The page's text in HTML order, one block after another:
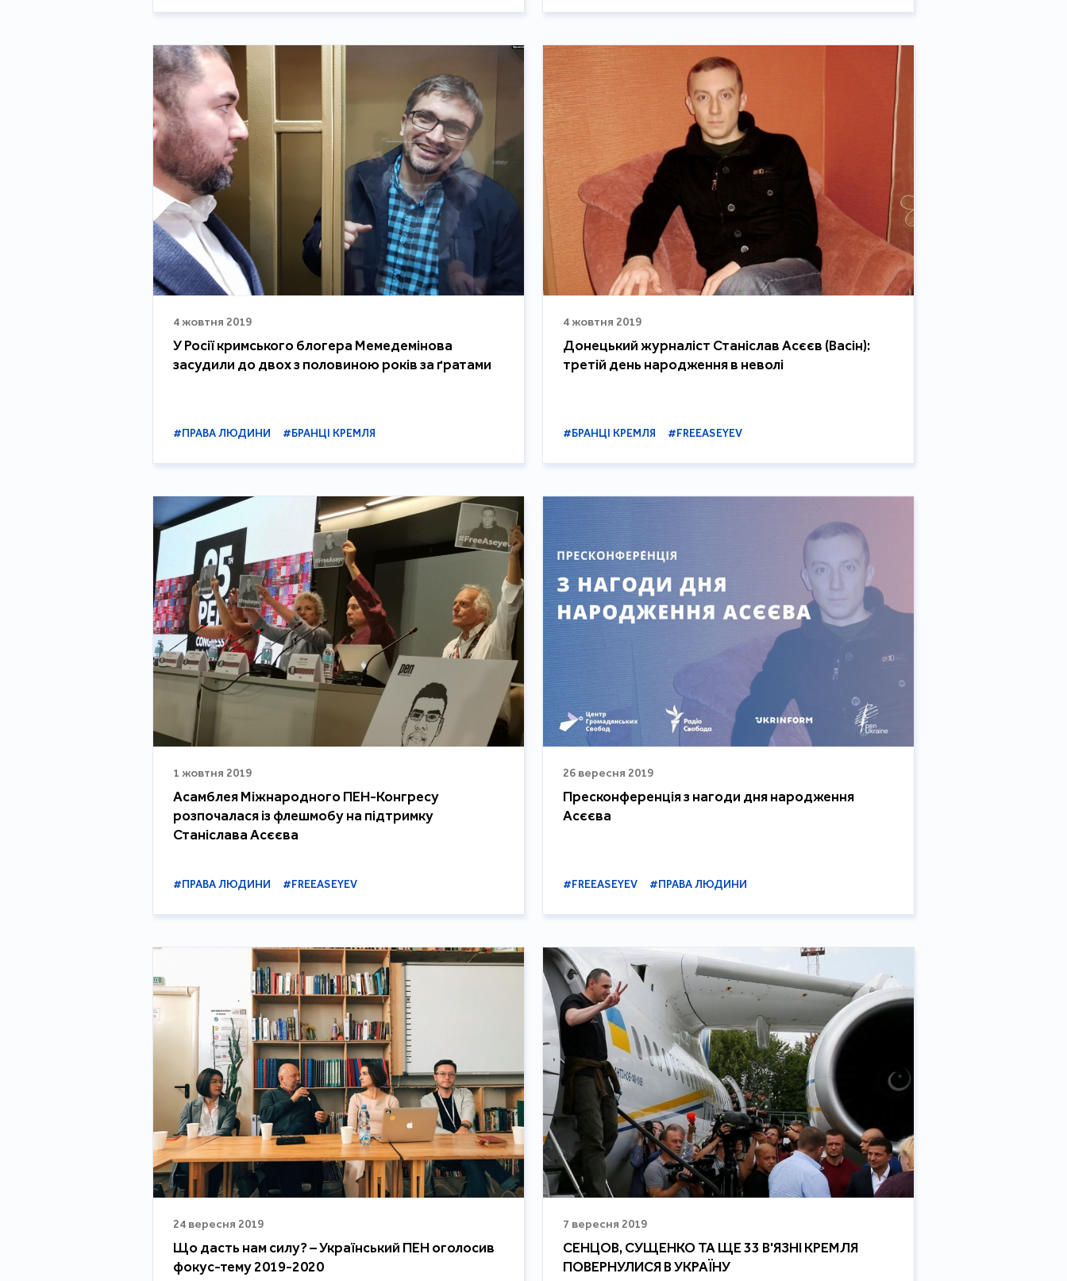
4 жовтня 2019
У Росії кримського блогера Мемедемінова
засудили до двох з половиною років за ґратами
#ПРАВА ЛЮДИНИ #БРАНЦІ КРЕМЛЯ
4 жовтня 2019
Донецький журналіст Станіслав Асєєв (Васін):
третій день народження в неволі
#БРАНЦІ КРЕМЛЯ #FREEASEYEV
1 жовтня 2019
Асамблея Міжнародного ПЕН-Конгресу
розпочалася із флешмобу на підтримку
Станіслава Асєєва
#ПРАВА ЛЮДИНИ #FREEASEYEV
26 вересня 2019
Пресконференція з нагоди дня народження
Асєєва
#FREEASEYEV #ПРАВА ЛЮДИНИ
24 вересня 2019
Що дасть нам силу? – Український ПЕН оголосив
фокус-тему 2019-2020
7 вересня 2019
СЕНЦОВ, СУЩЕНКО ТА ЩЕ 33 В'ЯЗНІ КРЕМЛЯ
ПОВЕРНУЛИСЯ В УКРАЇНУ